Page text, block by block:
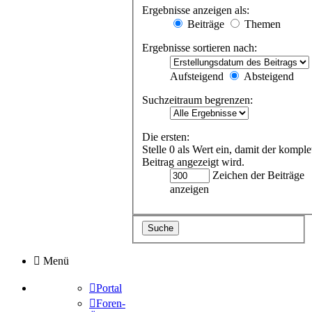
Ergebnisse anzeigen als:
Beiträge
Themen
Ergebnisse sortieren nach:
Aufsteigend
Absteigend
Suchzeitraum begrenzen:
Die ersten:
Stelle 0 als Wert ein, damit der
Beitrag angezeigt wird.
Zeichen der Beiträge
anzeigen
Menü
Portal
Foren-